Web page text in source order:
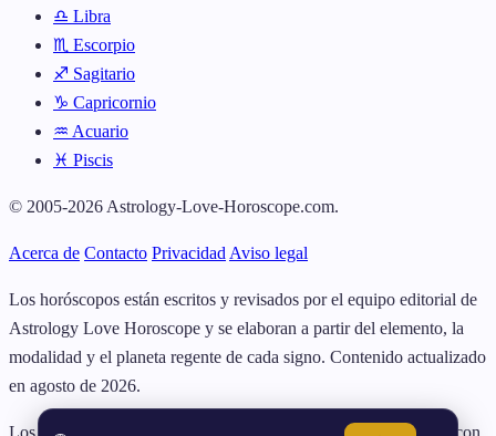
♎ Libra
♏ Escorpio
♐ Sagitario
♑ Capricornio
♒ Acuario
♓ Piscis
© 2005-2026 Astrology-Love-Horoscope.com.
Acerca de Contacto Privacidad Aviso legal
Los horóscopos están escritos y revisados por el equipo editorial de
Astrology Love Horoscope y se elaboran a partir del elemento, la
modalidad y el planeta regente de cada signo. Contenido actualizado
en agosto de 2026.